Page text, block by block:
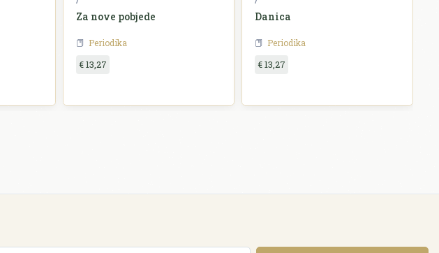
Za nove pobjede
Periodika
€ 13,27
Danica
Periodika
€ 13,27